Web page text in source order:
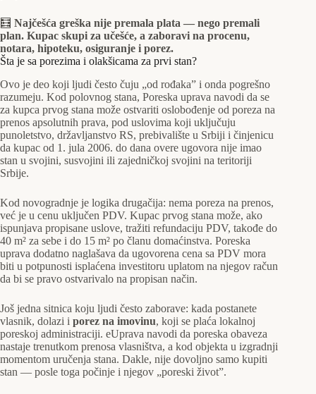
🧮 Najčešća greška nije premala plata — nego premali
plan. Kupac skupi za učešće, a zaboravi na procenu,
notara, hipoteku, osiguranje i porez.
Šta je sa porezima i olakšicama za prvi stan?
Ovo je deo koji ljudi često čuju „od rođaka” i onda pogrešno
razumeju. Kod polovnog stana, Poreska uprava navodi da se
za kupca prvog stana može ostvariti oslobođenje od poreza na
prenos apsolutnih prava, pod uslovima koji uključuju
punoletstvo, državljanstvo RS, prebivalište u Srbiji i činjenicu
da kupac od 1. jula 2006. do dana overe ugovora nije imao
stan u svojini, susvojini ili zajedničkoj svojini na teritoriji
Srbije.
Kod novogradnje je logika drugačija: nema poreza na prenos,
već je u cenu uključen PDV. Kupac prvog stana može, ako
ispunjava propisane uslove, tražiti refundaciju PDV, takođe do
40 m² za sebe i do 15 m² po članu domaćinstva. Poreska
uprava dodatno naglašava da ugovorena cena sa PDV mora
biti u potpunosti isplaćena investitoru uplatom na njegov račun
da bi se pravo ostvarivalo na propisan način.
Još jedna sitnica koju ljudi često zaborave: kada postanete
vlasnik, dolazi i porez na imovinu, koji se plaća lokalnoj
poreskoj administraciji. eUprava navodi da poreska obaveza
nastaje trenutkom prenosa vlasništva, a kod objekta u izgradnji
momentom uručenja stana. Dakle, nije dovoljno samo kupiti
stan — posle toga počinje i njegov „poreski život”.